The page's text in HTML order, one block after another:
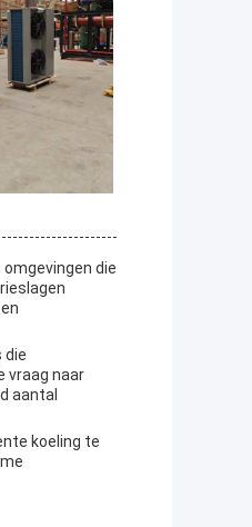
die
die
vraag naar
aantal
koeling te